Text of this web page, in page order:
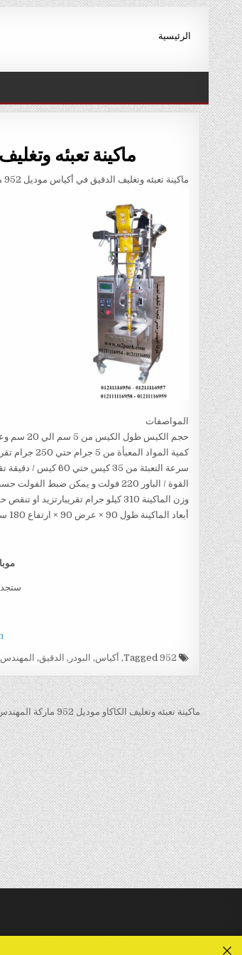
Skip
to
content
الرئيسية
ماكينة تعبئه وتغليف
ماكينة تعبئه وتغليف الدقيق في أكياس موديل 952 ماركة المهندس منسى
المواصفات
حجم الكيس طول الكيس من 5 سم الي 20 سم وعرض من 4 سم الي 14سم تقريبا و يمكن تعديل طول الكيس و عرض الكيس حسب متطلبات العمل
كمية المواد المعبأة من 5 جرام حتي 250 جرام تقريبا و يمكن تعديله حتي 500 جرام تقريبا
سرعة التعبئة من 35 كيس حتي 60 كيس / دقيقة تقريبا و لمادة التغليف اعتبار في السرعه
القوة / الباور 220 فولت و يمكن ضبط الفولت حسب الكهرباء المتاحه 1.2 كيلو وات تقريبا
وزن الماكينة 310 كيلو جرام تقريبارتزيد او تنقص حسب تحديثات الماكينة
أبعاد الماكينة طول 90 × عرض 90 × ارتفاع 180 سم تقريبا و يمكن فك الماكينة و تركيبها في اي مكان
موبايل 01211116954 –
ستجد
952
, أكياس, البودر , الدقيق, المهندس
تصفّح
المقالات
ماكينة تعبئه وتغليف الكاكاو موديل 952 ماركة المهندس منسى →